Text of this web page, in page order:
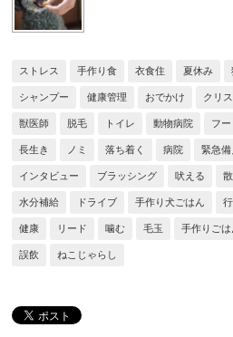
ストレス 手作り食 衣食住 夏休み
シャンプー 健康管理 おでかけ クリ
獣医師 脱毛 トイレ 動物病院 フー
長生き ノミ 落ち着く 病院 緊急備
インタビュー ブラッシング 吠える
水分補給 ドライブ 手作り犬ごはん
健康 リード 噛む 毛玉 手作りごは
誤飲 ねこじゃらし